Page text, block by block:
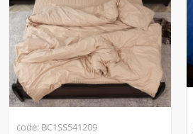
code: BC1SS541209